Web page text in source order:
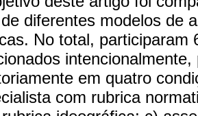
diferentes modelos de
No total, participaram
em quatro
com rubrica